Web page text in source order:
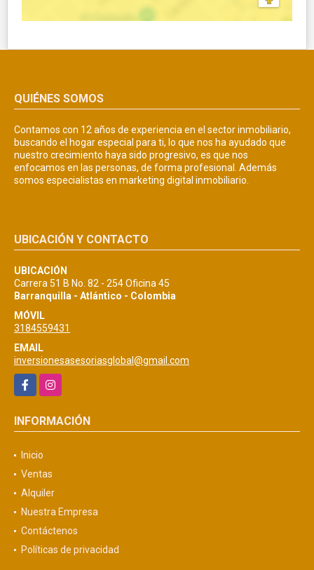
QUIÉNES SOMOS
Contamos con 12 años de experiencia en el sector inmobiliario,
buscando el hogar especial para ti, lo que nos ha ayudado que
nuestro crecimiento haya sido progresivo, es que nos
enfocamos en las personas, de forma profesional. Además
somos especialistas en marketing digital inmobiliario.
UBICACIÓN Y CONTACTO
UBICACIÓN
Carrera 51 B No. 82 - 254 Oficina 45
Barranquilla - Atlántico - Colombia
MÓVIL
3184559431
EMAIL
inversionesasesoriasglobal@gmail.com
FacebookInstagram
INFORMACIÓN
Inicio
Ventas
Alquiler
Nuestra Empresa
Contáctenos
Políticas de privacidad